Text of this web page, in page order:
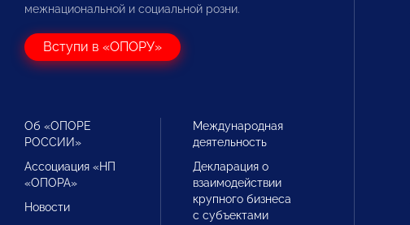
межнациональной и социальной розни.
Вступи в «ОПОРУ»
Об «ОПОРЕ
РОССИИ»
Ассоциация «НП
«ОПОРА»
Новости
Международная
деятельность
Декларация о
взаимодействии
крупного бизнеса
с субъектами